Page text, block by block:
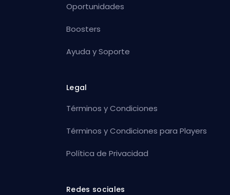
Oportunidades
Boosters
Ayuda y Soporte
Legal
Términos y Condiciones
Términos y Condiciones para Players
Política de Privacidad
Redes sociales